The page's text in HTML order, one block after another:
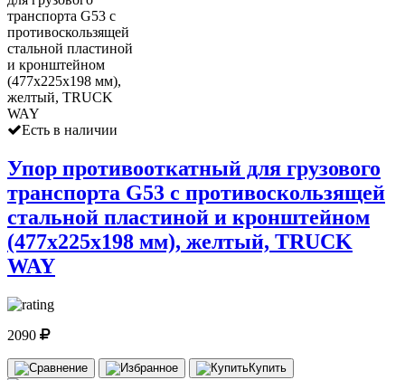
Есть в наличии
Упор противооткатный для грузового
транспорта G53 с противоскользящей
стальной пластиной и кронштейном
(477х225х198 мм), желтый, TRUCK
WAY
2090
Купить